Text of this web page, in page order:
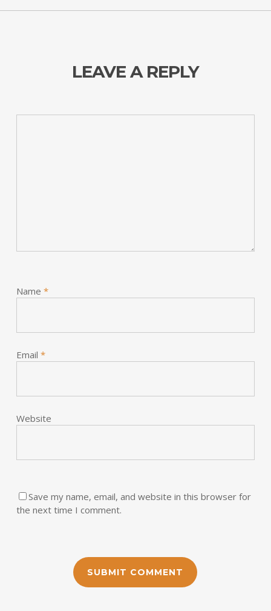
LEAVE A REPLY
Name *
Email *
Website
Save my name, email, and website in this browser for
the next time I comment.